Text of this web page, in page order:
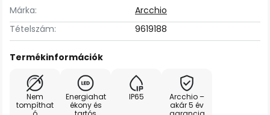
Márka:
Arcchio
Tételszám:
9619188
Termékinformációk
Nem
tompíthat
Energiahat
ékony és
IP65
Arcchio –
akár 5 év